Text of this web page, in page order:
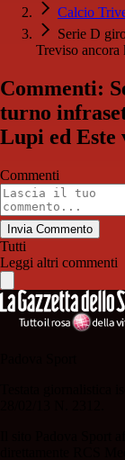
Calcio
Serie D
Treviso
Commenti:
turno
Lupi ed
Commenti
Invia Commento
Tutti
Leggi altri commenti